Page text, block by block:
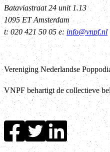
Bataviastraat 24 unit 1.13
1095 ET Amsterdam
t: 020 421 50 05 e: info@vnpf.nl
Vereniging Nederlandse
VNPF behartigt de collectieve